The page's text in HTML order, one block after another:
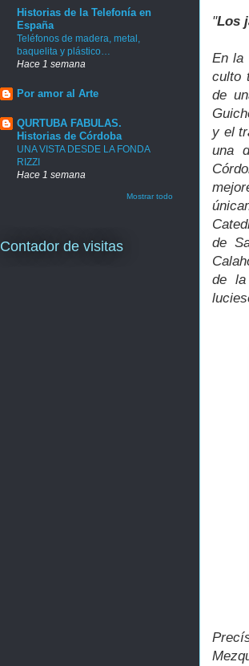
"Los
En la
culto
de
y el
una
de
de la
Historias de la Telefonía en
España
Teléfonos de madera, metal,
baquelita y plástico…
Hace 1 semana
Por amor al Arte
QURTUBA FABULAS.
Historias de Córdoba
UNA VISTA DESDE LA FONDA
RIZZI
Hace 1 semana
Mostrar todo
Contador de visitas